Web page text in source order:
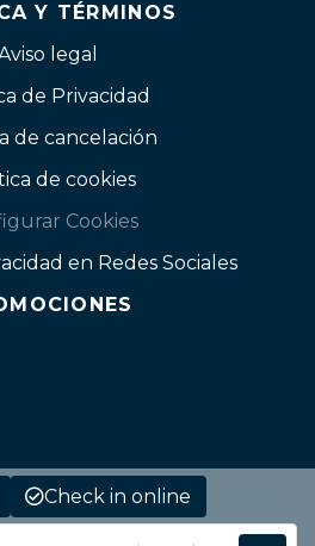
Check in online
Y TÉRMINOS
legal
de Privacidad
de cancelación
de cookies
Cookies
en Redes Sociales